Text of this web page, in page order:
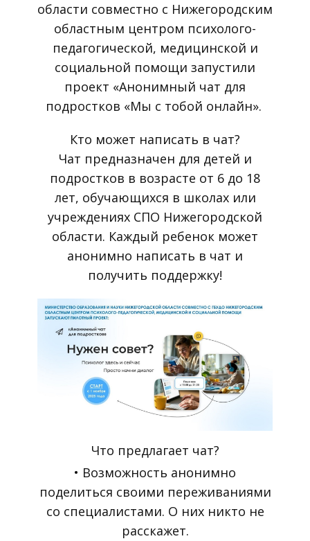
области совместно с Нижегородским
областным центром психолого-
педагогической, медицинской и
социальной помощи запустили
проект «Анонимный чат для
подростков «Мы с тобой онлайн».
Кто может написать в чат?
Чат предназначен для детей и
подростков в возрасте от 6 до 18
лет, обучающихся в школах или
учреждениях СПО Нижегородской
области. Каждый ребенок может
анонимно написать в чат и
получить поддержку!
Что предлагает чат?
• Возможность анонимно
поделиться своими переживаниями
со специалистами. О них никто не
расскажет.